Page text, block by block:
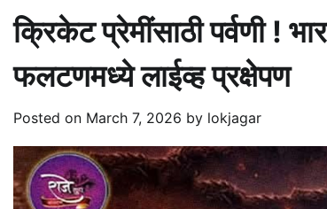
क्रिकेट प्रेमींसाठी पर्वणी !
फलटणमध्ये लाईव्ह प्रक्षेपण
Posted on March 7, 2026 by lokjagar